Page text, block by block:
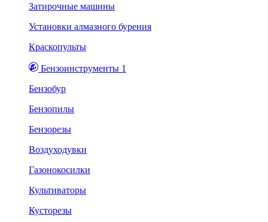
Затирочные машины
Установки алмазного бурения
Краскопульты
Бензоинструменты 1
Бензобур
Бензопилы
Бензорезы
Воздуходувки
Газонокосилки
Культиваторы
Кусторезы